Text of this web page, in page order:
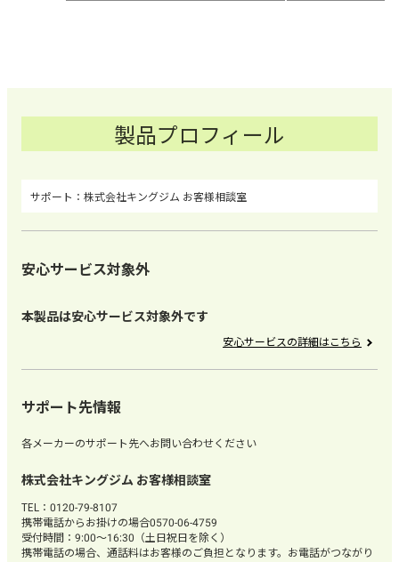
製品プロフィール
株式会社キングジム お客様相談室
安心サービス対象外
本製品は安心サービス対象外です
安心サービスの詳細はこちら
サポート先情報
各メーカーのサポート先へお問い合わせください
株式会社キングジム お客様相談室
TEL：0120-79-8107
携帯電話からお掛けの場合0570-06-4759
受付時間：9:00～16:30（土日祝日を除く）
携帯電話の場合、通話料はお客様のご負担となります。お電話がつながり